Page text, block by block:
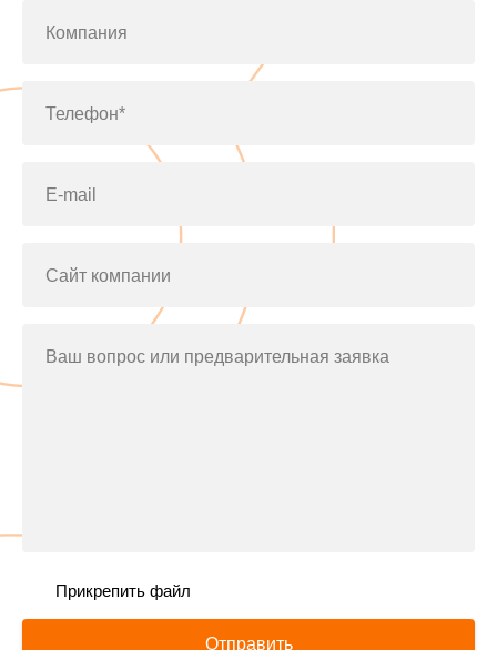
Компания
Телефон*
E-mail
Сайт компании
Ваш вопрос или предварительная заявка
Прикрепить файл
Отправить